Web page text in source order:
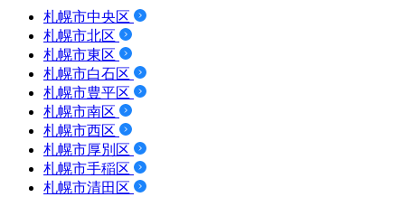
札幌市中央区
札幌市北区
札幌市東区
札幌市白石区
札幌市豊平区
札幌市南区
札幌市西区
札幌市厚別区
札幌市手稲区
札幌市清田区